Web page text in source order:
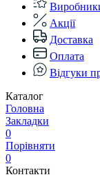
Акції
Доставка
Оплата
Відгуки
Каталог
Головна
Закладки
0
Порівняти
0
Контакти